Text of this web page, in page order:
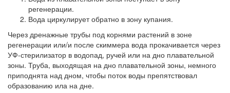
регенерации.
Вода циркулирует обратно в зону купания.
Через дренажные трубы под корнями растений в зоне
регенерации или/и после скиммера вода прокачивается через
УФ-стерилизатор в водопад, ручей или на дно плавательной
зоны. Труба, выходящая на дно плавательной зоны, немного
приподнята над дном, чтобы поток воды препятствовал
образованию ила на дне.